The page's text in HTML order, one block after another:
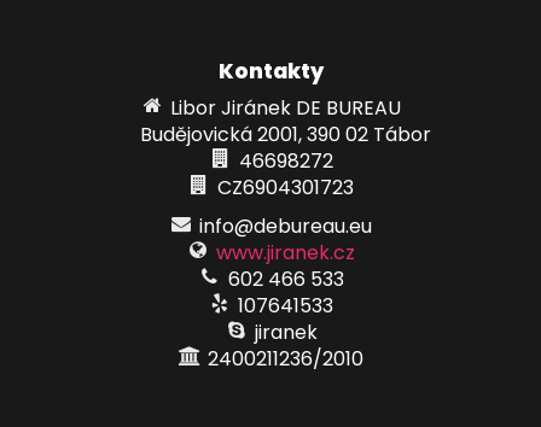
Kontakty
Libor Jiránek DE BUREAU
Budějovická 2001, 390 02 Tábor
46698272
CZ6904301723
info@debureau.eu
www.jiranek.cz
602 466 533
107641533
jiranek
2400211236/2010